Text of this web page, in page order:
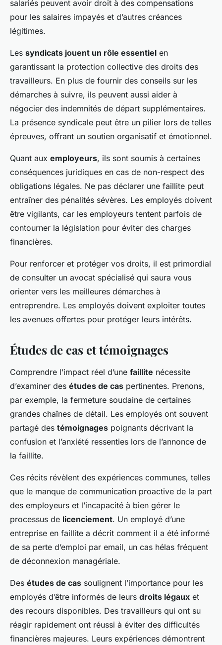
salariés peuvent avoir droit à des compensations
pour les salaires impayés et d’autres créances
légitimes.
Les syndicats jouent un rôle essentiel en
garantissant la protection collective des droits des
travailleurs. En plus de fournir des conseils sur les
démarches à suivre, ils peuvent aussi aider à
négocier des indemnités de départ supplémentaires.
La présence syndicale peut être un pilier lors de telles
épreuves, offrant un soutien organisatif et émotionnel.
Quant aux employeurs, ils sont soumis à certaines
conséquences juridiques en cas de non-respect des
obligations légales. Ne pas déclarer une faillite peut
entraîner des pénalités sévères. Les employés doivent
être vigilants, car les employeurs tentent parfois de
contourner la législation pour éviter des charges
financières.
Pour renforcer et protéger vos droits, il est primordial
de consulter un avocat spécialisé qui saura vous
orienter vers les meilleures démarches à
entreprendre. Les employés doivent exploiter toutes
les avenues offertes pour protéger leurs intérêts.
Études de cas et témoignages
Comprendre l’impact réel d’une faillite nécessite
d’examiner des études de cas pertinentes. Prenons,
par exemple, la fermeture soudaine de certaines
grandes chaînes de détail. Les employés ont souvent
partagé des témoignages poignants décrivant la
confusion et l’anxiété ressenties lors de l’annonce de
la faillite.
Ces récits révèlent des expériences communes, telles
que le manque de communication proactive de la part
des employeurs et l’incapacité à bien gérer le
processus de licenciement. Un employé d’une
entreprise en faillite a décrit comment il a été informé
de sa perte d’emploi par email, un cas hélas fréquent
de déconnexion managériale.
Des études de cas soulignent l’importance pour les
employés d’être informés de leurs droits légaux et
des recours disponibles. Des travailleurs qui ont su
réagir rapidement ont réussi à éviter des difficultés
financières majeures. Leurs expériences démontrent